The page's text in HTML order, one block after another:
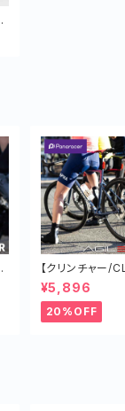
【クリンチャー/
LEST タイヤ オ
ウンド ロードバ
い チューブド
¥5,896
20%OFF